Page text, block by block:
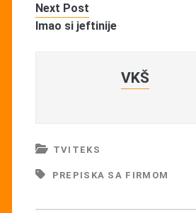
Next Post
Imao si jeftinije
VKŠ
TVITEKS
PREPISKA SA FIRMOM